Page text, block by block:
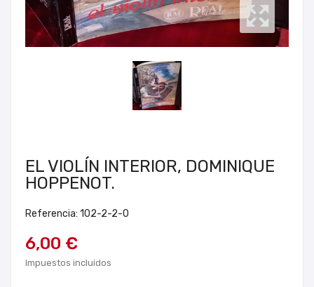
EL VIOLÍN INTERIOR, DOMINIQUE
HOPPENOT.
Referencia: 102-2-2-0
6,00 €
Impuestos incluidos